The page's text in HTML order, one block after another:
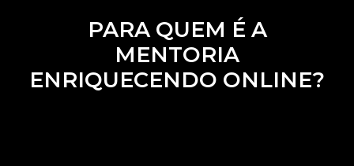
PARA QUEM É A
MENTORIA
ENRIQUECENDO ONLINE?